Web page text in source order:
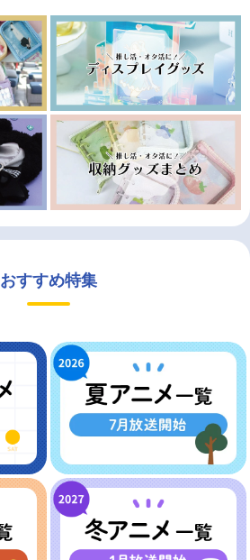
おすすめ特集